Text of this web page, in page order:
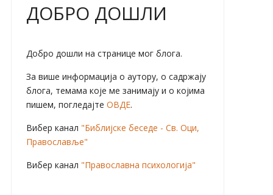
ДОБРО ДОШЛИ
Добро дошли на странице мог блога.
За више информација о аутору, о садржају
блога, темама које ме занимају и о којима
пишем, погледајте ОВДЕ.
Вибер канал "Библијске беседе - Св. Оци,
Православље"
Вибер канал "Православна психологија"